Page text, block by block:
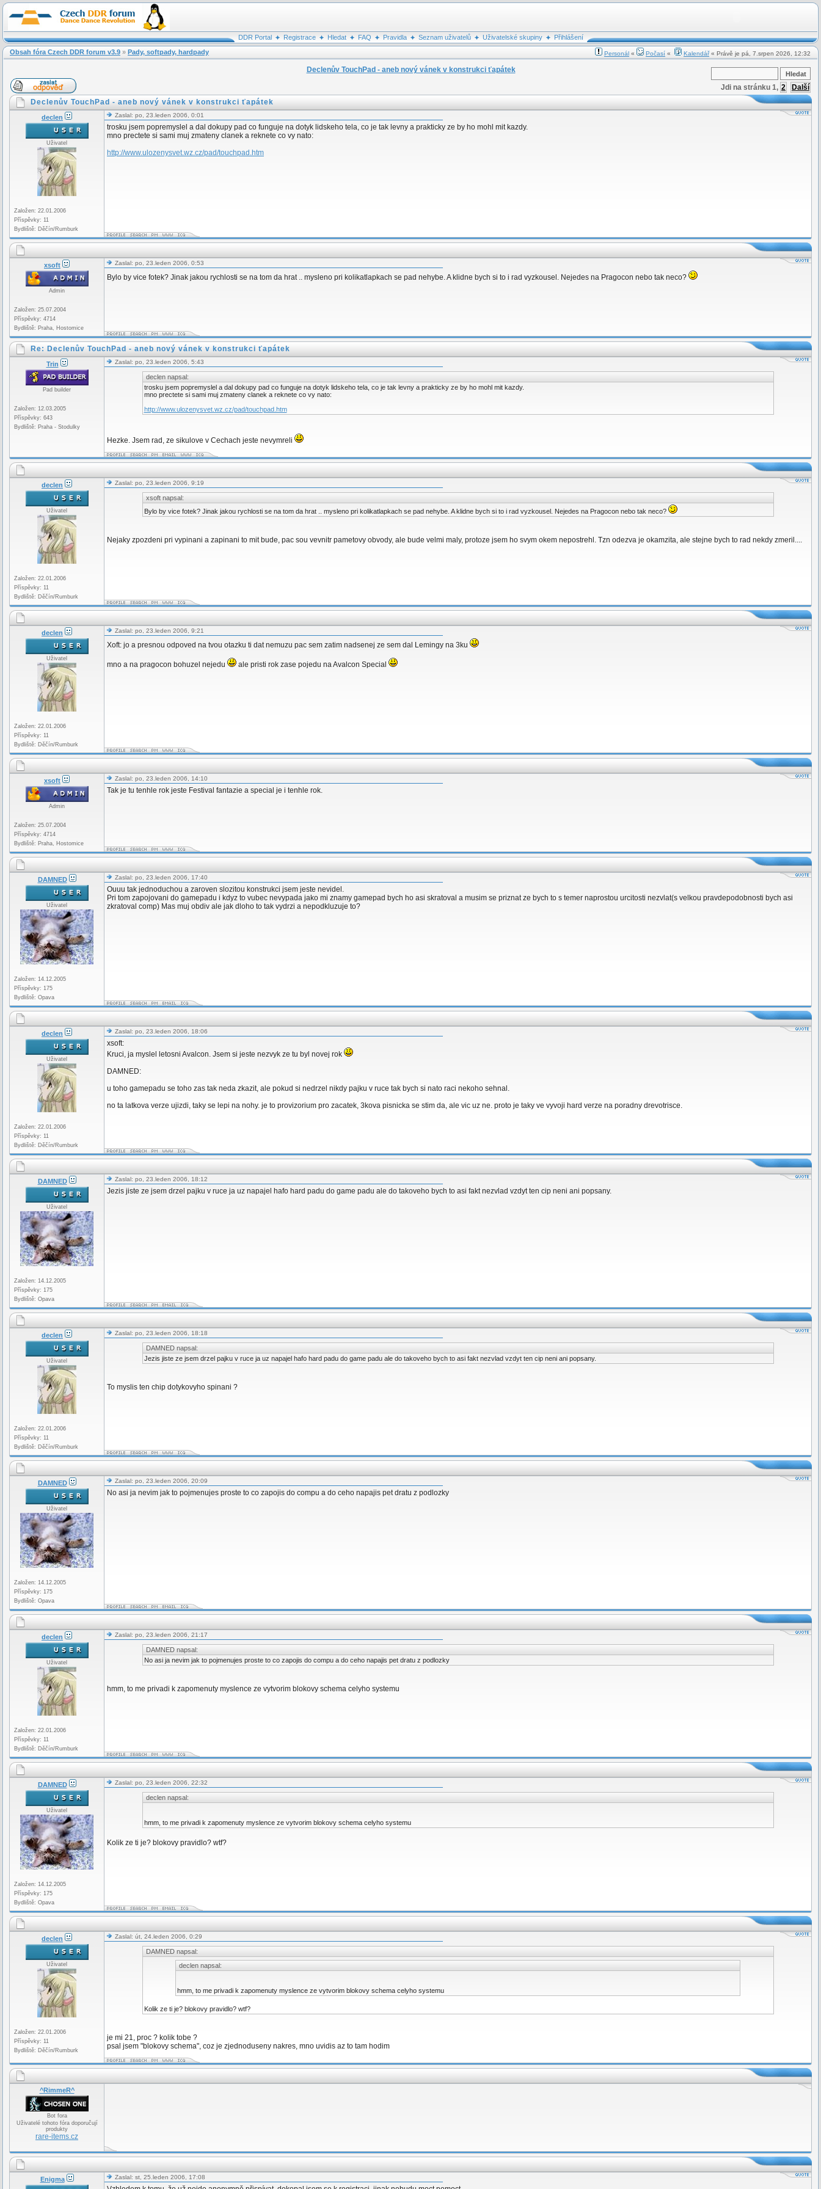
DDR Portal Registrace Hledat FAQ Pravidla Seznam uživatelů Uživatelské skupiny
Přihlášení
Obsah fóra Czech DDR forum v3.9 » Pady, softpady, hardpady Personál « Počasí « Kalendář« Právě je pá, 7.srpen 2026, 12:32
Declenův TouchPad - aneb nový vánek v konstrukci ťapátek
Jdi na stránku 1, 2
Další
Declenův TouchPad - aneb nový vánek v konstrukci ťapátek
declen
Uživatel
Založen: 22.01.2006
Příspěvky: 11
Bydliště: Děčín/Rumburk
Zaslal: po, 23.leden 2006, 0:01
trosku jsem popremyslel a dal dokupy pad co funguje na dotyk lidskeho tela, co je tak levny a prakticky ze by ho mohl mit kazdy.
mno prectete si sami muj zmateny clanek a reknete co vy nato:
http://www.ulozenysvet.wz.cz/pad/touchpad.htm
xsoft
Admin
Založen: 25.07.2004
Příspěvky: 4714
Bydliště: Praha, Hostomice
Zaslal: po, 23.leden 2006, 0:53
Bylo by vice fotek? Jinak jakou rychlosti se na tom da hrat .. mysleno pri kolikatlapkach se pad nehybe. A klidne bych si to i rad vyzkousel. Nejedes na Pragocon nebo tak neco?
Re: Declenův TouchPad - aneb nový vánek v konstrukci ťapátek
Trin
Pad builder
Založen: 12.03.2005
Příspěvky: 643
Bydliště: Praha - Stodulky
Zaslal: po, 23.leden 2006, 5:43
declen napsal:
trosku jsem popremyslel a dal dokupy pad co funguje na dotyk lidskeho tela, co je tak levny a prakticky ze by ho mohl mit kazdy.
mno prectete si sami muj zmateny clanek a reknete co vy nato:
http://www.ulozenysvet.wz.cz/pad/touchpad.htm
Hezke. Jsem rad, ze sikulove v Cechach jeste nevymreli
declen
Uživatel
Založen: 22.01.2006
Příspěvky: 11
Bydliště: Děčín/Rumburk
Zaslal: po, 23.leden 2006, 9:19
xsoft napsal:
Bylo by vice fotek? Jinak jakou rychlosti se na tom da hrat .. mysleno pri kolikatlapkach se pad nehybe. A klidne bych si to i rad vyzkousel. Nejedes na Pragocon nebo tak neco?
Nejaky zpozdeni pri vypinani a zapinani to mit bude, pac sou vevnitr pametovy obvody, ale bude velmi maly, protoze jsem ho svym okem nepostrehl. Tzn odezva je okamzita, ale stejne bych to rad nekdy zmeril....
declen
Uživatel
Založen: 22.01.2006
Příspěvky: 11
Bydliště: Děčín/Rumburk
Zaslal: po, 23.leden 2006, 9:21
Xoft: jo a presnou odpoved na tvou otazku ti dat nemuzu pac sem zatim nadsenej ze sem dal Lemingy na 3ku
mno a na pragocon bohuzel nejedu ale pristi rok zase pojedu na Avalcon Special
xsoft
Admin
Založen: 25.07.2004
Příspěvky: 4714
Bydliště: Praha, Hostomice
Zaslal: po, 23.leden 2006, 14:10
Tak je tu tenhle rok jeste Festival fantazie a special je i tenhle rok.
DAMNED
Uživatel
Založen: 14.12.2005
Příspěvky: 175
Bydliště: Opava
Zaslal: po, 23.leden 2006, 17:40
Ouuu tak jednoduchou a zaroven slozitou konstrukci jsem jeste nevidel.
Pri tom zapojovani do gamepadu i kdyz to vubec nevypada jako mi znamy gamepad bych ho asi skratoval a musim se priznat ze bych to s temer naprostou urcitosti nezvlat(s velkou pravdepodobnosti bych asi
zkratoval comp) Mas muj obdiv ale jak dloho to tak vydrzi a nepodkluzuje to?
declen
Uživatel
Založen: 22.01.2006
Příspěvky: 11
Bydliště: Děčín/Rumburk
Zaslal: po, 23.leden 2006, 18:06
xsoft:
Kruci, ja myslel letosni Avalcon. Jsem si jeste nezvyk ze tu byl novej rok
DAMNED:
u toho gamepadu se toho zas tak neda zkazit, ale pokud si nedrzel nikdy pajku v ruce tak bych si nato raci nekoho sehnal.
no ta latkova verze ujizdi, taky se lepi na nohy. je to provizorium pro zacatek, 3kova pisnicka se stim da, ale vic uz ne. proto je taky ve vyvoji hard verze na poradny drevotrisce.
DAMNED
Uživatel
Založen: 14.12.2005
Příspěvky: 175
Bydliště: Opava
Zaslal: po, 23.leden 2006, 18:12
Jezis jiste ze jsem drzel pajku v ruce ja uz napajel hafo hard padu do game padu ale do takoveho bych to asi fakt nezvlad vzdyt ten cip neni ani popsany.
declen
Uživatel
Založen: 22.01.2006
Příspěvky: 11
Bydliště: Děčín/Rumburk
Zaslal: po, 23.leden 2006, 18:18
DAMNED napsal:
Jezis jiste ze jsem drzel pajku v ruce ja uz napajel hafo hard padu do game padu ale do takoveho bych to asi fakt nezvlad vzdyt ten cip neni ani popsany.
To myslis ten chip dotykovyho spinani ?
DAMNED
Uživatel
Založen: 14.12.2005
Příspěvky: 175
Bydliště: Opava
Zaslal: po, 23.leden 2006, 20:09
No asi ja nevim jak to pojmenujes proste to co zapojis do compu a do ceho napajis pet dratu z podlozky
declen
Uživatel
Založen: 22.01.2006
Příspěvky: 11
Bydliště: Děčín/Rumburk
Zaslal: po, 23.leden 2006, 21:17
DAMNED napsal:
No asi ja nevim jak to pojmenujes proste to co zapojis do compu a do ceho napajis pet dratu z podlozky
hmm, to me privadi k zapomenuty myslence ze vytvorim blokovy schema celyho systemu
DAMNED
Uživatel
Založen: 14.12.2005
Příspěvky: 175
Bydliště: Opava
Zaslal: po, 23.leden 2006, 22:32
declen napsal:
hmm, to me privadi k zapomenuty myslence ze vytvorim blokovy schema celyho systemu
Kolik ze ti je? blokovy pravidlo? wtf?
declen
Uživatel
Založen: 22.01.2006
Příspěvky: 11
Bydliště: Děčín/Rumburk
Zaslal: út, 24.leden 2006, 0:29
DAMNED napsal:
declen napsal:
hmm, to me privadi k zapomenuty myslence ze vytvorim blokovy schema celyho systemu
Kolik ze ti je? blokovy pravidlo? wtf?
je mi 21, proc ? kolik tobe ?
psal jsem "blokovy schema", coz je zjednoduseny nakres, mno uvidis az to tam hodim
^RimmeR^
Bot fora
Uživatelé tohoto fóra doporučují
produkty
rare-items.cz
Enigma Zaslal: st, 25.leden 2006, 17:08